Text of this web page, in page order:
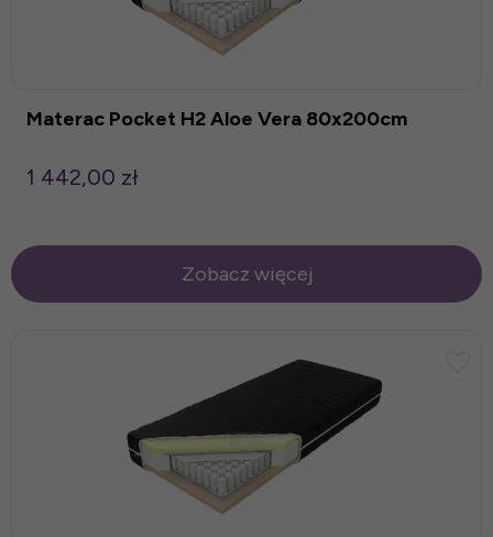
Materac Pocket H2 Aloe Vera 80x200cm
1 442,00 zł
Zobacz więcej